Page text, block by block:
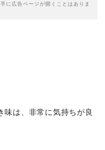
に広告ページが開くことはありま
味は、非常に気持ちが良